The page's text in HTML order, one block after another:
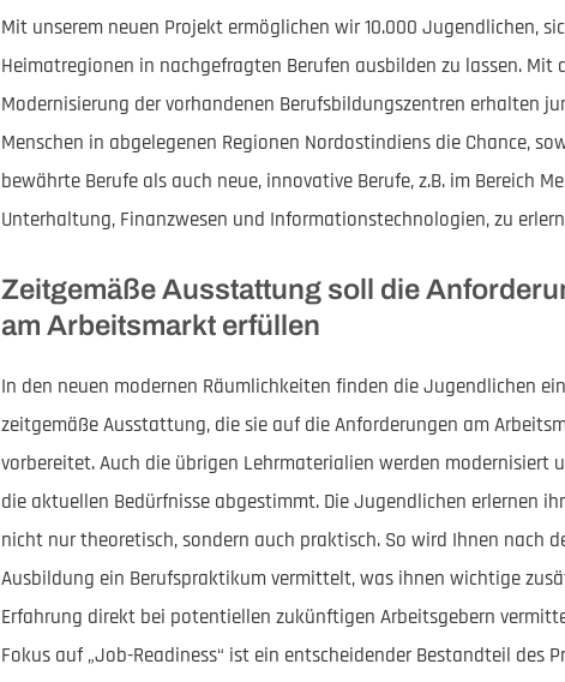
Mit unserem neuen Projekt ermöglichen wir 10.000 Jugendlichen,
Heimatregionen in nachgefragten Berufen ausbilden zu lassen. Mit
Modernisierung der vorhandenen Berufsbildungszentren erhalten
Menschen in abgelegenen Regionen Nordostindiens die Chance,
bewährte Berufe als auch neue, innovative Berufe, z.B. im Bereich
Unterhaltung, Finanzwesen und Informationstechnologien, zu
Zeitgemäße Ausstattung soll die
am Arbeitsmarkt erfüllen
In den neuen modernen Räumlichkeiten finden die Jugendlichen
zeitgemäße Ausstattung, die sie auf die Anforderungen am
vorbereitet. Auch die übrigen Lehrmaterialien werden modernisiert
die aktuellen Bedürfnisse abgestimmt. Die Jugendlichen erlernen
nicht nur theoretisch, sondern auch praktisch. So wird Ihnen nach
Ausbildung ein Berufspraktikum vermittelt, was ihnen wichtige
Erfahrung direkt bei potentiellen zukünftigen Arbeitsgebern
Fokus auf „Job-Readiness“ ist ein entscheidender Bestandteil des